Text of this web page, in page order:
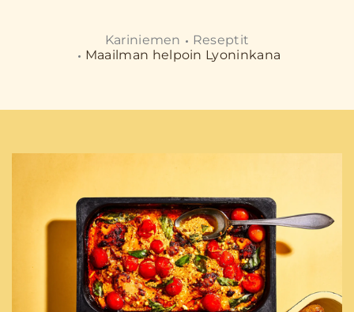
Kariniemen
Reseptit
Maailman helpoin Lyoninkana